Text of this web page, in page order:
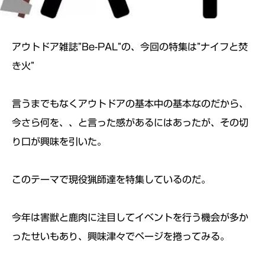
アウトドア雑誌”Be-PAL”の、今回の特集は”ナイフと焚
き火”
言うまでもなくアウトドアの基本中の基本なのだから、
今さら何を、、と言った感があるにはあったが、 その切
り口が興味を引いた。
このテーマで現役猟師達を特集しているのだ。
今年は害獣と鹿肉に注目してイベントを行う機会が多か
ったせいもあり、興味津々でページを捲ってみる。